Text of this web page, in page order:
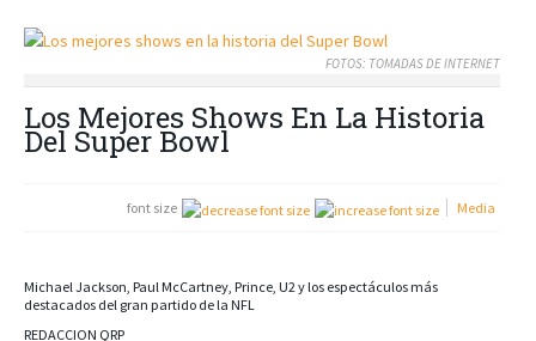
FOTOS: TOMADAS DE INTERNET
Los Mejores Shows En La Historia
Del Super Bowl
font size Media
Michael Jackson, Paul McCartney, Prince, U2 y los espectáculos más
destacados del gran partido de la NFL
REDACCION QRP